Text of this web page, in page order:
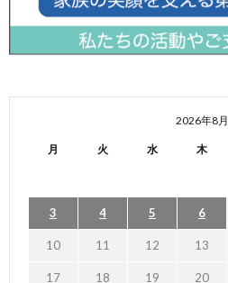
2026年8月
月 火 水 木
3 4 5 6
10 11 12 13
17 18 19 20